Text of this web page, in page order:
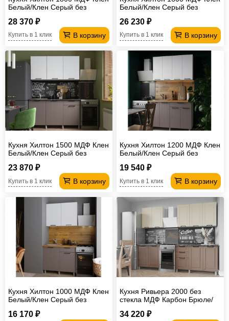
Белый/Клен Серый без
28 370 ₽
В корзину
Купить в 1 клик
Белый/Клен Серый без
26 230 ₽
В корзину
Купить в 1 клик
Кухня Хилтон 1500 МДФ Клен
Белый/Клен Серый без
23 870 ₽
В корзину
Купить в 1 клик
Кухня Хилтон 1200 МДФ Клен
Белый/Клен Серый без
19 540 ₽
В корзину
Купить в 1 клик
Кухня Хилтон 1000 МДФ Клен
Белый/Клен Серый без
16 170 ₽
Кухня Ривьера 2000 без
стекла МДФ Карбон Брюле/
столешницы
34 220 ₽